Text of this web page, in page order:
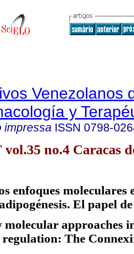
Venezolanos
y
impressa ISSN 0798-
no.4 Caracas
enfoques moleculares
El papel
molecular approaches
regulation: The